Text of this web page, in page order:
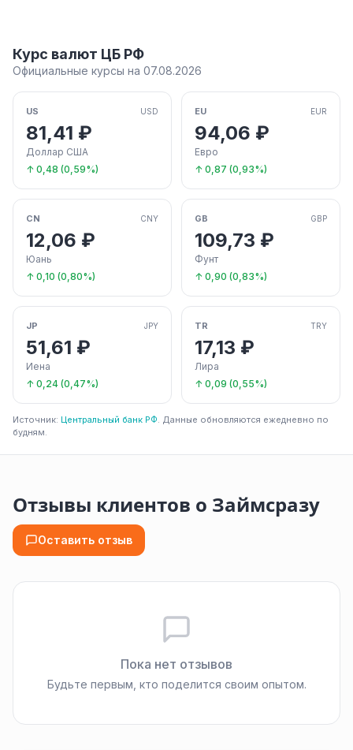
Курс валют ЦБ РФ
Официальные курсы на 07.08.2026
US USD
81,41 ₽
Доллар США
↑ 0,48 (0,59%)
EU EUR
94,06 ₽
Евро
↑ 0,87 (0,93%)
CN CNY
12,06 ₽
Юань
↑ 0,10 (0,80%)
GB GBP
109,73 ₽
Фунт
↑ 0,90 (0,83%)
JP JPY
51,61 ₽
Иена
↑ 0,24 (0,47%)
TR TRY
17,13 ₽
Лира
↑ 0,09 (0,55%)
Источник: Центральный банк РФ. Данные обновляются ежедневно по
будням.
Отзывы клиентов о Займсразу
Оставить отзыв
Пока нет отзывов
Будьте первым, кто поделится своим опытом.